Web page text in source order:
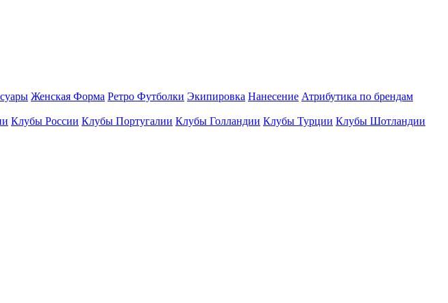
Женская Форма Ретро Футболки Экипировка Нанесение Атрибутика по брендам
Клубы России Клубы Португалии Клубы Голландии Клубы Турции Клубы Шотландии